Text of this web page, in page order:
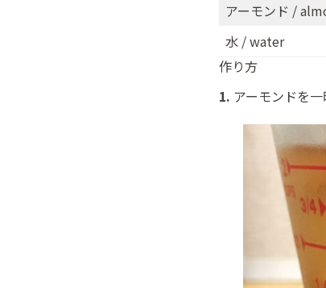
アーモンド /
水 / water
作り方
1. アーモンドを一